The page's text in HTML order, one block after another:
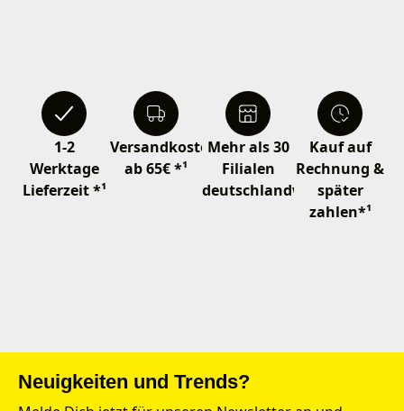
1-2
Werktage
Lieferzeit *¹
Versandkostenfrei
ab 65€ *¹
Mehr als 30
Filialen
deutschlandweit
Kauf auf
Rechnung &
später
zahlen*¹
Neuigkeiten und Trends?